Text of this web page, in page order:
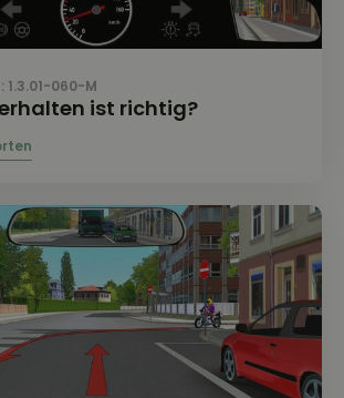
1.3.01-060-M
ist richtig?